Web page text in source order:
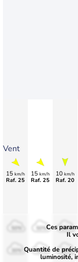
Vent
15 km/h
Raf. 25
15 km/h
Raf. 25
10 km/h
Raf. 20
50%
30%
50%
30%
Ces
Il
Quantité de
luminosité,